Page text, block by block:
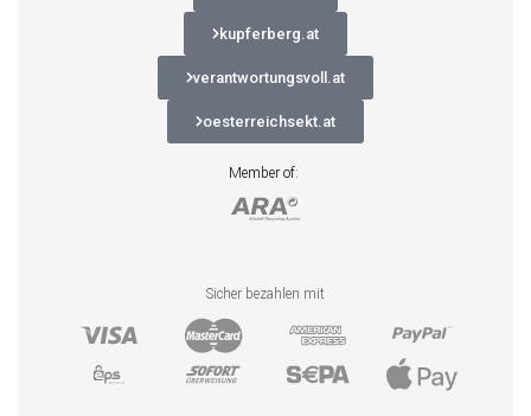
kupferberg.at
verantwortungsvoll.at
oesterreichsekt.at
Member of:
Sicher bezahlen mit